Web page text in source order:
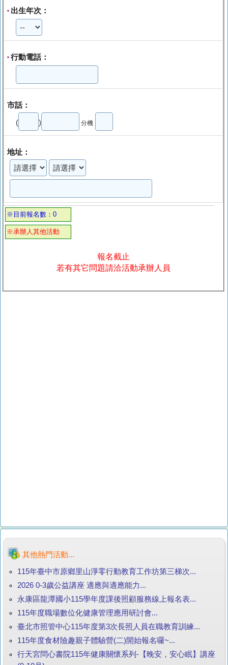
* 出生年次：
* 行動電話：
市話：
( ) 分機
地址：
※目前報名數：0
※承辦人其他活動
報名截止
若有其它問題請洽活動承辦人員
其他熱門活動...
115年臺中市原鄉里山淨零行動教育工作坊第三梯次...
2026 0-3歲公益講座 適應與適應能力...
永康區龍潭國小115學年度課後照顧服務線上報名表...
115年度職場數位化健康管理應用研討會...
臺北市照管中心115年度第3次長照人員在職教育訓練...
115年度食材險趣親子體驗營(二)開始報名囉~...
行天宮問心書院115年健康關懷系列-【晚安，安心眠】講座